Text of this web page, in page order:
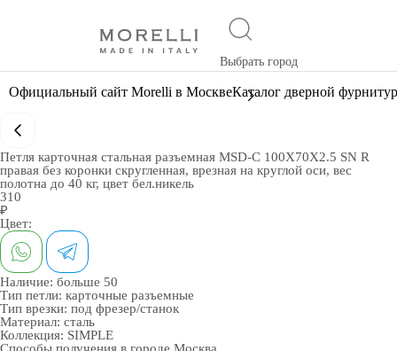
Выбрать город
Официальный сайт Morelli в МосквеКаталог дверной
Петля карточная стальная разъемная MSD-C 100X70X2.5 SN R
правая без коронки скругленная, врезная на круглой оси, вес
полотна до 40 кг, цвет бел.никель
310
₽
Цвет:
Наличие: больше 50
Тип петли: карточные разъемные
Тип врезки: под фрезер/станок
Материал: сталь
Коллекция: SIMPLE